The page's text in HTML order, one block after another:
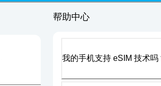
帮助中心
我的手机支持 eSIM 技术吗